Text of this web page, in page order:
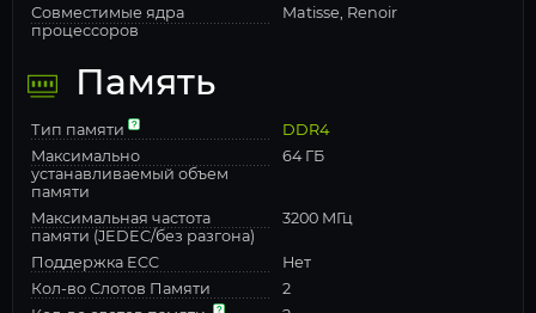
Совместимые ядра
процессоров
Matisse, Renoir
Память
Тип памяти
DDR4
Максимально
устанавливаемый объем
памяти
64 ГБ
Максимальная частота
памяти (JEDEC/без разгона)
3200 МГц
Поддержка ECC
Нет
Кол-во Слотов Памяти
2